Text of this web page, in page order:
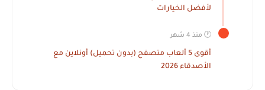
لأفضل الخيارات
🕐 منذ 4 شهر
أقوى 5 ألعاب متصفح (بدون تحميل) أونلاين مع
الأصدقاء 2026